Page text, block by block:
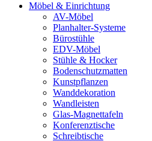
Möbel & Einrichtung
AV-Möbel
Planhalter-Systeme
Bürostühle
EDV-Möbel
Stühle & Hocker
Bodenschutzmatten
Kunstpflanzen
Wanddekoration
Wandleisten
Glas-Magnettafeln
Konferenztische
Schreibtische